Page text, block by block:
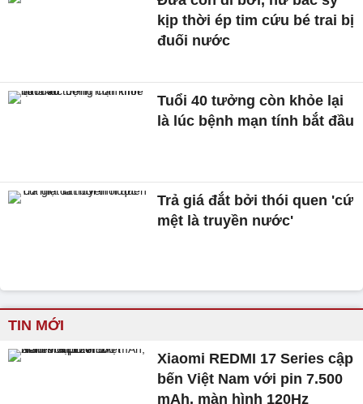
kịp thời ép tim cứu bé trai bị
đuối nước
Tuổi 40 tưởng còn khỏe lại
là lúc bệnh mạn tính bắt đầu
Trả giá đắt bởi thói quen 'cứ
mệt là truyền nước'
TIN MỚI
Xiaomi REDMI 17 Series cập
bến Việt Nam với pin 7.500
mAh, màn hình 120Hz